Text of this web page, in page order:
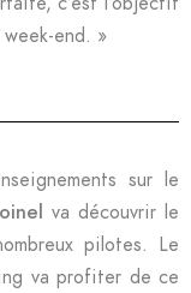
end. »
sur le
va découvrir le
pilotes. Le
va profiter de ce